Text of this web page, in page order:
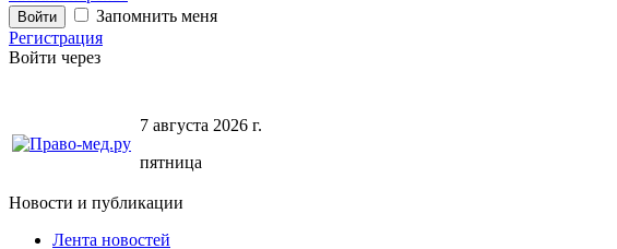
Запомнить меня
Регистрация
Войти через
7 августа 2026 г.
пятница
Новости и публикации
Лента новостей